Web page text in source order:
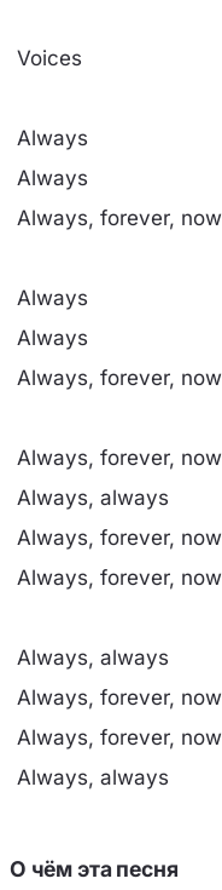
Voices
Always
Always
Always, forever, now
Always
Always
Always, forever, now
Always, forever, now
Always, always
Always, forever, now
Always, forever, now
Always, always
Always, forever, now
Always, forever, now
Always, always
О чём эта песня